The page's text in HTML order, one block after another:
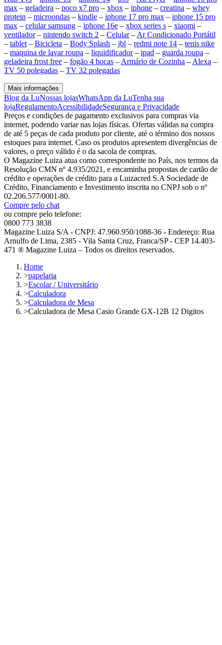
max – geladeira – poco x7 pro – xbox – iphone – creatina – whey
protein – microondas – kindle – iphone 17 pro max – iphone 15 pro
max – celular samsung – iphone 16e – xbox series s – xiaomi –
ventilador– nintendo switch 2 – Celular– Ar Condicionado Portátil
– tablet – Bicicleta – Body Splash – jbl – redmi note 14 – tenis nike
– maquina de lavar roupa – liquidificador– ipad – guarda roupa –
geladeira frost free – fogão 4 bocas – Armário de Cozinha – Alexa –
TV 50 polegadas – TV 32 polegadas
Mais informações
Blog da LuNossas lojasWhatsApp da LuTenha sua
lojaRegulamentoAcessibilidadeSegurança e Privacidade
Preços e condições de pagamento exclusivos para compras via
internet, podendo variar nas lojas físicas. Ofertas válidas na compra
de até 5 peças de cada produto por cliente, até o término dos nossos
estoques para internet. Caso os produtos apresentem divergências de
valores, o preço válido é o da sacola de compras.
O Magazine Luiza atua como correspondente no País, nos termos da
Resolução CMN nº 4.935/2021, e encaminha propostas de cartão de
crédito e operações de crédito para a Luizacred S.A Sociedade de
Crédito, Financiamento e Investimento inscrita no CNPJ sob o nº
02.206.577/0001-80.
Compre pelo chat
ou compre pelo telefone:
0800 773 3838
Magazine Luiza S/A - CNPJ: 47.960.950/1088-36 - Endereço: Rua
Arnulfo de Lima, 2385 - Vila Santa Cruz, Franca/SP - CEP 14.403-
471 ® Magazine Luiza – Todos os direitos reservados.
Home
>papelaria
>Escolar / Universitário
>Calculadora
>Calculadora de Mesa
>Calculadora de Mesa Casio Grande GX-12B 12 Digitos